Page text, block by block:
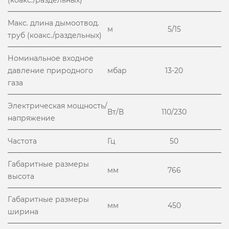
Макс. длина дымоотвод.
труб (коакс./раздельных)
м 5/15
Номинальное входное
давление природного
газа
мбар 13-20
Электрическая мощность/
напряжение
Вт/В 110/230
Частота Гц 50
Габаритные размеры
высота
мм 766
Габаритные размеры
ширина
мм 450